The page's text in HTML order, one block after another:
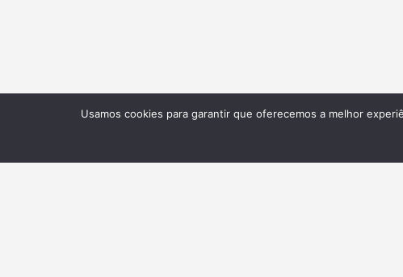
Usamos cookies para garantir que oferecemos a melhor